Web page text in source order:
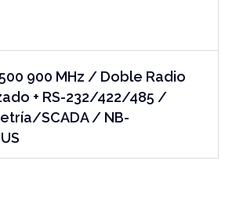
900 MHz / Doble Radio
+ RS-232/422/485 /
SCADA / NB-